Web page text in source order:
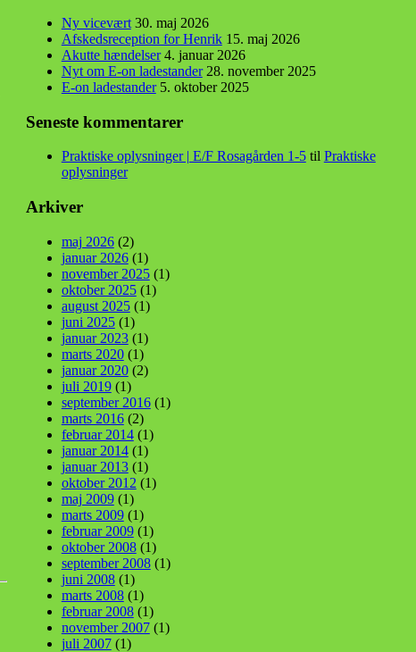
Ny vicevært 30. maj 2026
Afskedsreception for Henrik 15. maj 2026
Akutte hændelser 4. januar 2026
Nyt om E-on ladestander 28. november 2025
E-on ladestander 5. oktober 2025
Seneste kommentarer
Praktiske oplysninger | E/F Rosagården 1-5til Praktiske
oplysninger
Arkiver
maj 2026(2)
januar 2026(1)
november 2025(1)
oktober 2025(1)
august 2025(1)
juni 2025(1)
januar 2023(1)
marts 2020(1)
januar 2020(2)
juli 2019(1)
september 2016(1)
marts 2016(2)
februar 2014(1)
januar 2014(1)
januar 2013(1)
oktober 2012 (1)
maj 2009(1)
marts 2009(1)
februar 2009(1)
oktober 2008(1)
september 2008(1)
juni 2008(1)
marts 2008(1)
februar 2008(1)
november 2007(1)
juli 2007(1)